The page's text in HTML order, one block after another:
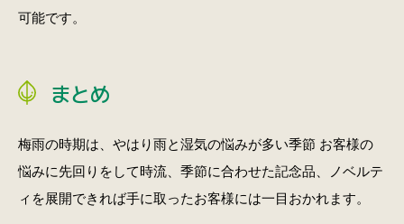
可能です。
まとめ
梅雨の時期は、やはり雨と湿気の悩みが多い季節 お客様の
悩みに先回りをして時流、季節に合わせた記念品、ノベルテ
ィを展開できれば手に取ったお客様には一目おかれます。